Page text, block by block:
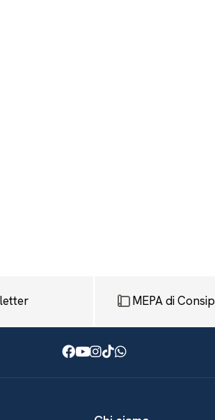
MEPA di Consip
Facebook
Youtube
Instagram
TikTok
WhatsApp